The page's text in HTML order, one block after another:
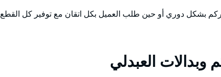
بشكل دوري أو حين طلب العميل بكل اتقان مع توفير كل القطع
العبدلي